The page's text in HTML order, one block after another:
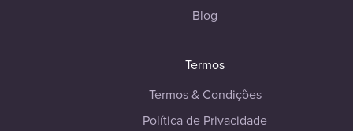
Blog
Termos
Termos & Condições
Política de Privacidade